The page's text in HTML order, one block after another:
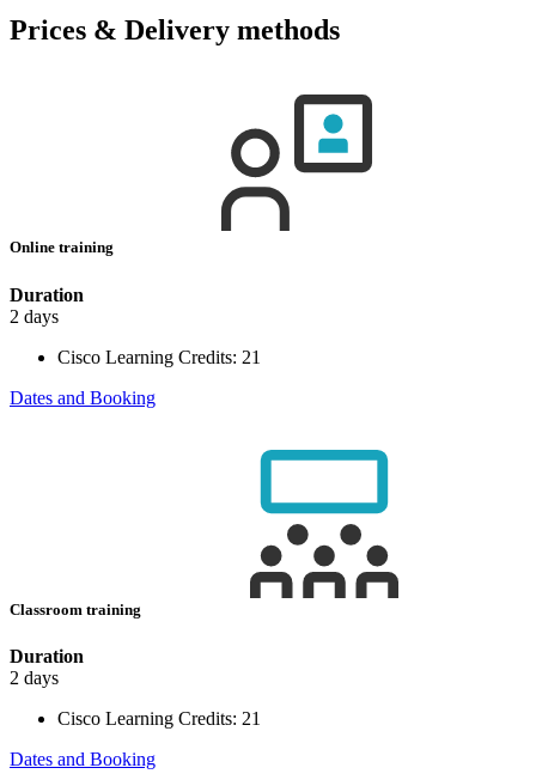
Prices & Delivery methods
Online training
Duration
2 days
Cisco Learning Credits: 21
Dates and Booking
Classroom training
Duration
2 days
Cisco Learning Credits: 21
Dates and Booking